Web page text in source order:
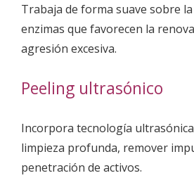
Trabaja de forma suave sobre
enzimas que favorecen la
agresión excesiva.
Peeling ultrasónico
Incorpora tecnología
limpieza profunda, remover
penetración de activos.